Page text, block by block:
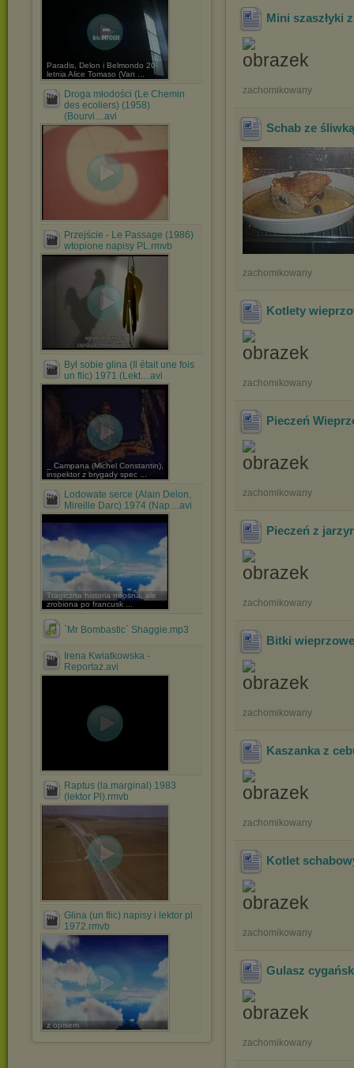
Paradis, Delon i Belmondo 20-
letnia Alice Tomaso (Van ...
Droga młodości (Le Chemin
des ecoliers) (1958)
(Bourvi....avi
Przejście - Le Passage (1986)
wtopione napisy PL.rmvb
Był sobie glina (Il était une fois
un flic) 1971 (Lekt....avi
_ Campana (Michel Constantin),
inspektor z brygady spec ...
Lodowate serce (Alain Delon,
Mireille Darc) 1974 (Nap....avi
Tragiczna historia miłosna, ale
zrobiona po francusk ...
`Mr Bombastic` Shaggie.mp3
Irena Kwiatkowska -
Reportaż.avi
Raptus (la.marginal) 1983
(lektor Pl).rmvb
Glina (un flic) napisy i lektor pl
1972.rmvb
z opisem
Mini szaszłyki
zachomikowany
Schab ze
zachomikowany
Kotlety
zachomikowany
Pieczeń
zachomikowany
Pieczeń z
zachomikowany
Bitki
zachomikowany
Kaszanka z
zachomikowany
Kotlet
zachomikowany
Gulasz
zachomikowany